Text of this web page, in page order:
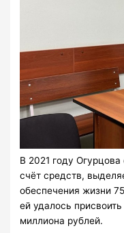
В 2021 году
счёт средств,
обеспечения жизни
ей удалось
миллиона рублей.